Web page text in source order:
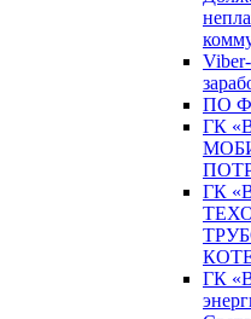
ПО
ГК
ГК
ГК